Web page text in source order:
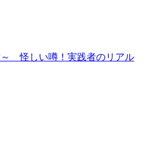
～ 怪しい噂！実践者のリアル